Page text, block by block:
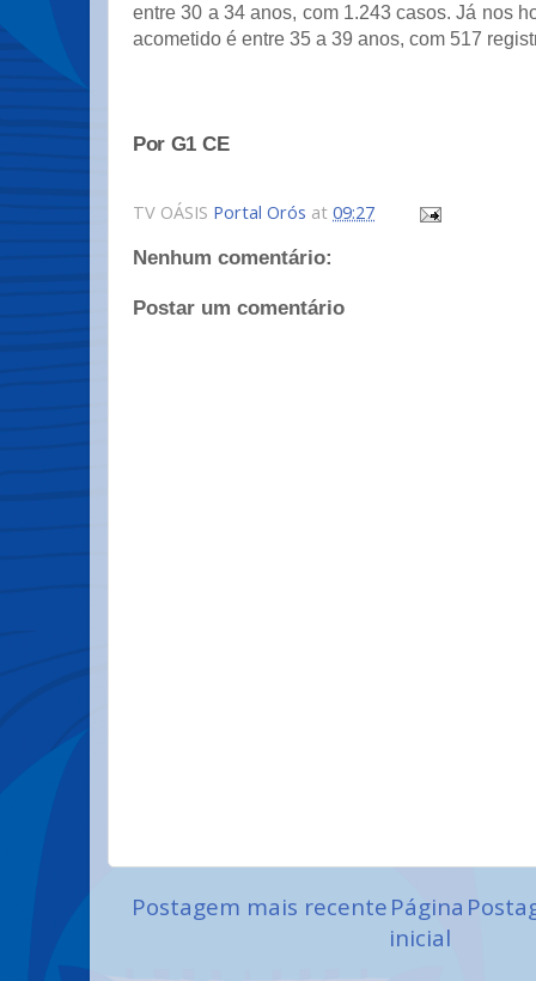
entre 30 a 34 anos, com 1.243 casos. Já nos
acometido é entre 35 a 39 anos, com 517
Por G1 CE
TV OÁSIS Portal Orós at 09:27
Nenhum comentário:
Postar um comentário
Postagem mais recentePágina
inicial